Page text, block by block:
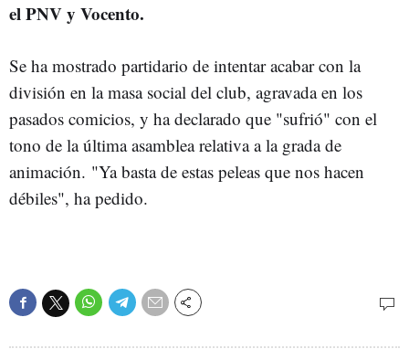
el PNV y Vocento.
Se ha mostrado partidario de intentar acabar con la
división en la masa social del club, agravada en los
pasados comicios, y ha declarado que "sufrió" con el
tono de la última asamblea relativa a la grada de
animación. "Ya basta de estas peleas que nos hacen
débiles", ha pedido.